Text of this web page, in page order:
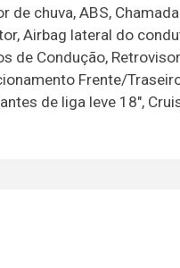
chuva, ABS, Chamada
Airbag lateral do
de Condução,
Frente/
de liga leve 18",